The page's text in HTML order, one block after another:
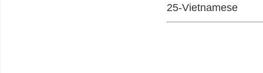
25-Vietnamese